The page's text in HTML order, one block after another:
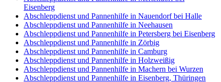
Eisenberg
Abschleppdienst und Pannenhilfe in Nauendorf bei Halle
Abschleppdienst und Pannenhilfe in Neehausen
Abschleppdienst und Pannenhilfe in Petersberg bei Eisenberg
Abschleppdienst und Pannenhilfe in Zörbig
Abschleppdienst und Pannenhilfe in Camburg
Abschleppdienst und Pannenhilfe in Holzweißig
Abschleppdienst und Pannenhilfe in Machern bei Wurzen
Abschleppdienst und Pannenhilfe in Eisenberg, Thüringen